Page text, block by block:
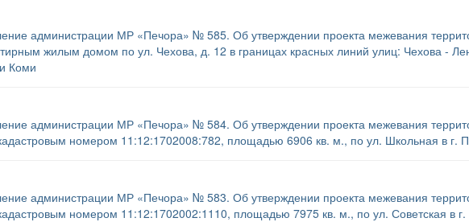
администрации МР «Печора» № 585. Об утверждении проекта межевания
жилым домом по ул. Чехова, д. 12 в границах красных линий улиц: Чехова -
Коми
администрации МР «Печора» № 584. Об утверждении проекта межевания
номером 11:12:1702008:782, площадью 6906 кв. м., по ул. Школьная в г.
администрации МР «Печора» № 583. Об утверждении проекта межевания
номером 11:12:1702002:1110, площадью 7975 кв. м., по ул. Советская в